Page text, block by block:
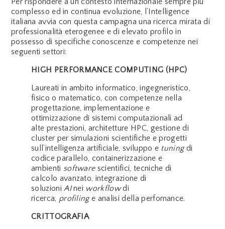
complesso ed in continua evoluzione, l’Intelligence
italiana avvia con questa campagna una ricerca mirata di
professionalità eterogenee e di elevato profilo in
possesso di specifiche conoscenze e competenze nei
seguenti settori:
HIGH PERFORMANCE COMPUTING (HPC)
Laureati in ambito informatico, ingegneristico,
fisico o matematico, con competenze nella
progettazione, implementazione e
ottimizzazione di sistemi computazionali ad
alte prestazioni, architetture HPC, gestione di
cluster per simulazioni scientifiche e progetti
sull’intelligenza artificiale, sviluppo e tuningdi
codice parallelo, containerizzazione e
ambienti softwarescientifici, tecniche di
calcolo avanzato, integrazione di
soluzioniAInei workflowdi
ricerca, profilinge analisi della perfomance.
CRITTOGRAFIA